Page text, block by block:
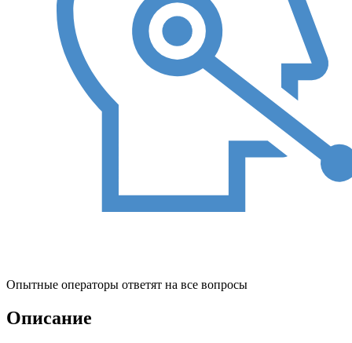
Опытные операторы ответят на все вопросы
Описание